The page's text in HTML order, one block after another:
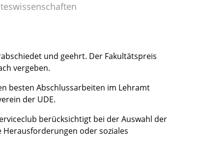
und geehrt. Der Fakultätspreis
vergeben.
besten Abschlussarbeiten im Lehramt
der UDE.
berücksichtigt bei der Auswahl der
oder soziales